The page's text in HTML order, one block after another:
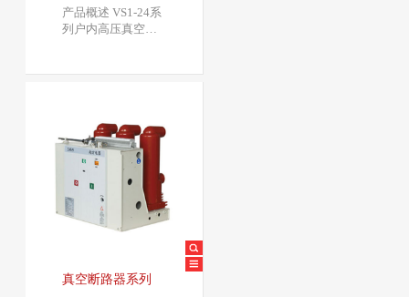
产品概述 VS1-24系
列户内高压真空断
础上改进设…
真空断路器系列